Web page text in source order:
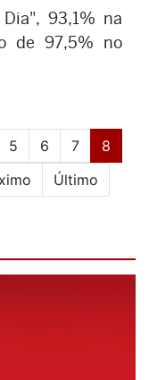
93,1% na
de 97,5% no
5 6 7 8
Último